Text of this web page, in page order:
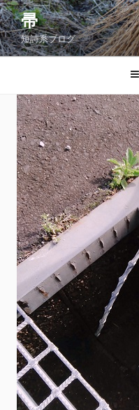
コ
ン
テ
ン
帚
短詩系ブログ